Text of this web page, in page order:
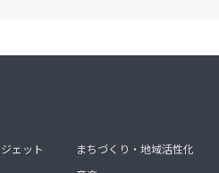
ェット
まちづくり・地域活性化